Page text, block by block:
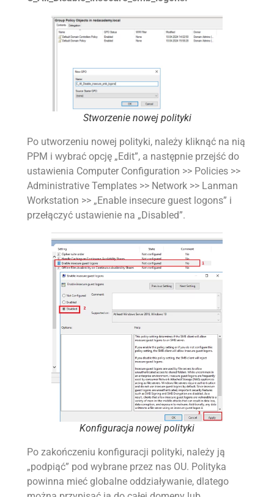
Stworzenie nowej polityki
Po utworzeniu nowej polityki, należy kliknąć na nią
PPM i wybrać opcję „Edit”, a następnie przejść do
ustawienia Computer Configuration >> Policies >>
Administrative Templates >> Network >> Lanman
Workstation >> „Enable insecure guest logons” i
przełączyć ustawienie na „Disabled”.
Konfiguracja nowej polityki
Po zakończeniu konfiguracji polityki, należy ją
„podpiąć” pod wybrane przez nas OU. Polityka
powinna mieć globalne oddziaływanie, dlatego